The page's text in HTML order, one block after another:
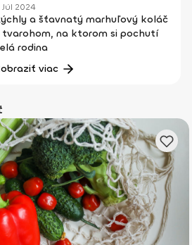
Júl 2024
a šťavnatý marhuľový koláč
tvarohom, na ktorom si pochutí
rodina
viac